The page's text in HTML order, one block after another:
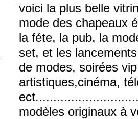
voici la plus belle
mode des chapeaux
la féte, la pub, la
set, et les
de modes, soirées
artistiques,cinéma,
modèles originaux à